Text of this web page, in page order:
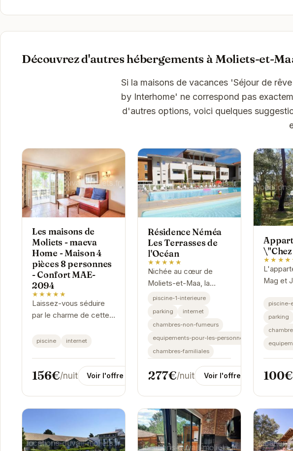
Découvrez d'autres hébergements à Moliets-et-
Si la maisons de vacances 'Séjour de
by Interhome' ne correspond pas
d'autres options, voici quelques
Les maisons de
Moliets - maeva
Home - Maison 4
pièces 8 personnes
- Confort MAE-
2094
★★★★★
Laissez-vous séduire
par le charme de cette
confortable. Idéalement
facile aux...
piscine internet
156€/nuit Voir l'offre
Résidence Néméa
Les Terrasses de
l'Océan
★★★★★
Nichée au cœur de
Moliets-et-Maa, la
Résidence Néméa Les
en famille ou...
piscine-1-interieure
parking
internet
chambres-non-fumeurs
equipements-pour-les-personnes-handicapees
chambres-familiales
277€/nuit Voir l'offre
Mag et
Profitez
plus
piscine-
parking
100€